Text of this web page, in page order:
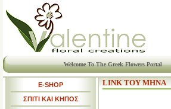
Welcome To The Greek Flowers Portal
E-SHOP
ΣΠΙΤΙ ΚΑΙ ΚΗΠΟΣ
LINK ΤΟΥ ΜΗΝΑ